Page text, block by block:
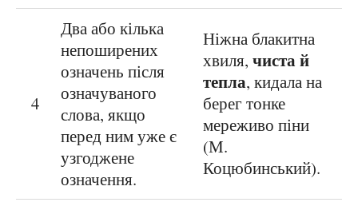
4
Два або кілька
непоширених
означень після
означуваного
слова, якщо
перед ним уже є
узгоджене
означення.
Ніжна блакитна
хвиля, чиста й
тепла, кидала на
берег тонке
мереживо піни
(М.
Коцюбинський).